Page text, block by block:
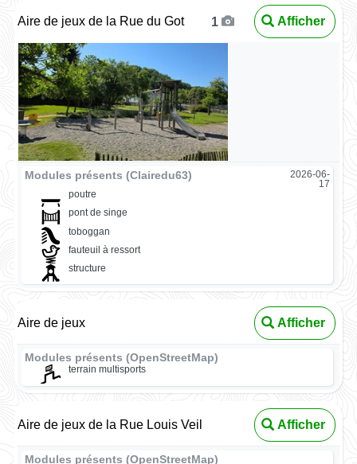
Aire de jeux de la Rue du Got 1 Afficher
Modules présents (Clairedu63)
2026-06-
17
poutre
pont de singe
toboggan
fauteuil à ressort
structure
Aire de jeux Afficher
Modules présents (OpenStreetMap)
terrain multisports
Aire de jeux de la Rue Louis Veil Afficher
Modules présents (OpenStreetMap)